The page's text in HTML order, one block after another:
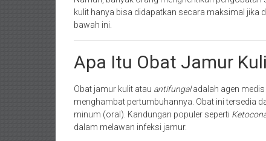
kulit hanya bisa didapatkan secara maksimal jika
bawah ini.
Apa Itu Obat Jamur
Obat jamur kulit atau antifungaladalah agen
menghambat pertumbuhannya. Obat ini tersedia
minum (oral). Kandungan populer seperti
dalam melawan infeksi jamur.